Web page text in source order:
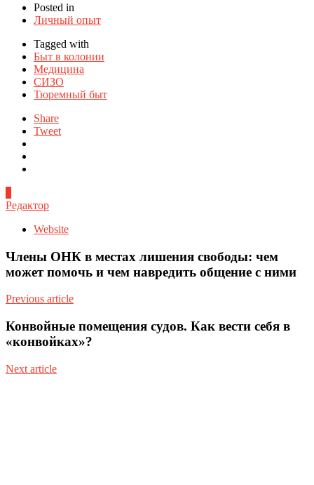
Posted in
Личный опыт
Tagged with
Быт в колонии
Медицина
СИЗО
Тюремный быт
Share
Tweet
Редактор
Website
Члены ОНК в местах лишения свободы: чем
может помочь и чем навредить общение с ними
Previous article
Конвойные помещения судов. Как вести себя в
«конвойках»?
Next article